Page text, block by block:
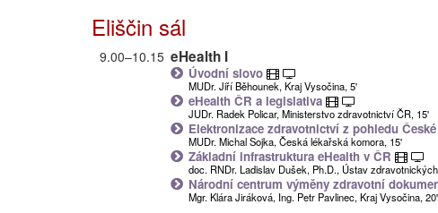
Eliščin sál
9.00–10.15 eHealth I
Úvodní slovo
MUDr. Jiří Běhounek, Kraj Vysočina, 5'
eHealth ČR a legislativa
JUDr. Radek Policar, Ministerstvo zdravotnictví ČR, 15'
Elektronizace zdravotnictví z pohledu
MUDr. Michal Sojka, Česká lékařská komora, 15'
Základní infrastruktura eHealth v ČR
doc. RNDr. Ladislav Dušek, Ph.D., Ústav
Národní centrum výměny zdravotní
Mgr. Klára Jiráková, Ing. Petr Pavlinec, Kraj Vysočina, 20'